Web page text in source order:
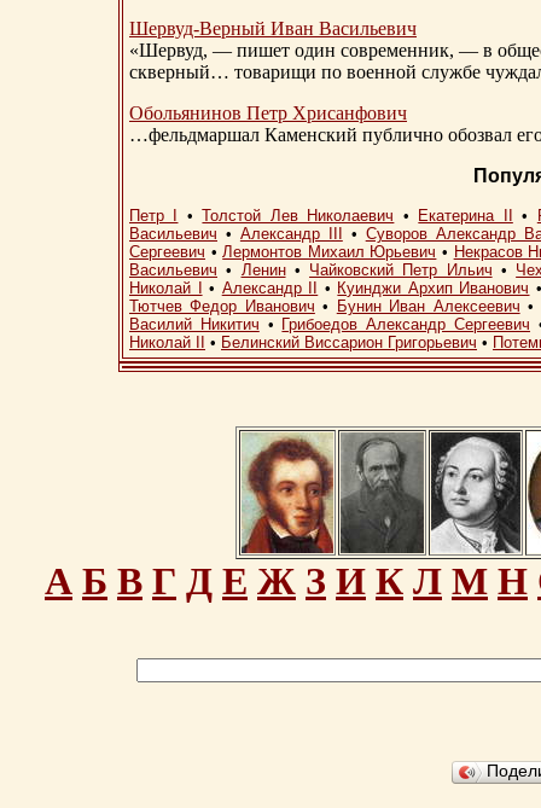
Шервуд-Верный Иван Васильевич
«Шервуд, — пишет один современник, — в
скверный… товарищи по военной службе
Обольянинов Петр Хрисанфович
…фельдмаршал Каменский публично обозвал
Петр I •Толстой Лев Николаевич • Екатерина II •
Васильевич • Александр III • Суворов Александр
Сергеевич •Лермонтов Михаил Юрьевич • Некрасов
Васильевич • Ленин• Чайковский Петр Ильич •
Николай I
• Александр II • Куинджи Архип Иванович
Тютчев Федор Иванович • Бунин Иван Алексеевич •
Василий Никитич • Грибоедов Александр Сергеевич
Николай II
• Белинский Виссарион Григорьевич •
А Б В Г Д Е Ж З И К Л М Н